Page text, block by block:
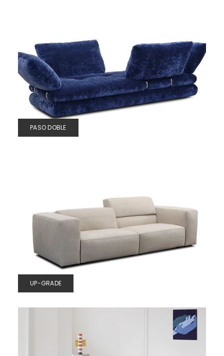
PASO DOBLE
UP-GRADE